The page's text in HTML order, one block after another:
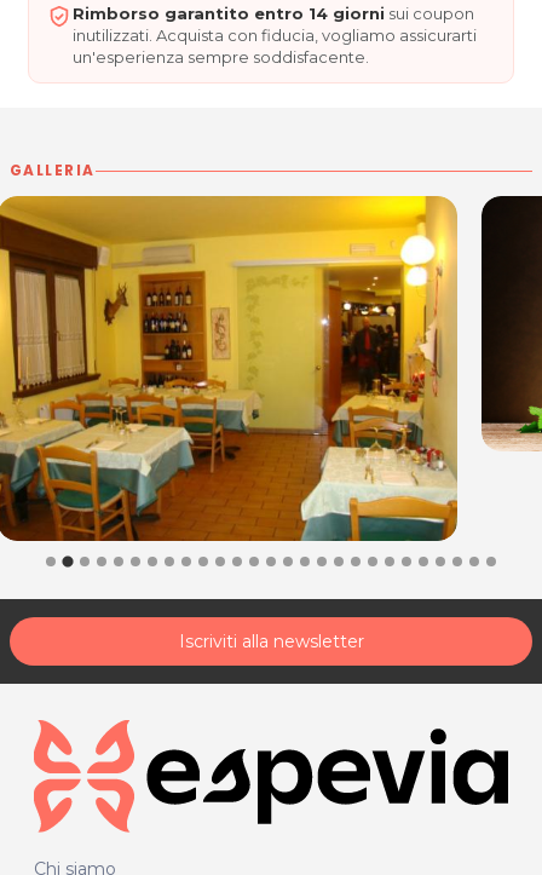
sia per la vostra serata fra amici sia per la ricorrenza anche grazie
al servizio catering.
L'OMBELICO DI BACCO
Via Della Villa, 7
33030 Bonzicco - Dignano
P.IVA 01525250930
Tel. 0432 951002
Per ulteriori informazioni sull'offerta o sulle modalità di acquisto
scrivi a
posta@espevia.it .
Rimborso garantito entro 14 giorni sui coupon
inutilizzati. Acquista con fiducia, vogliamo assicurarti
un'esperienza sempre soddisfacente.
GALLERIA
Iscriviti alla newsletter
Chi siamo